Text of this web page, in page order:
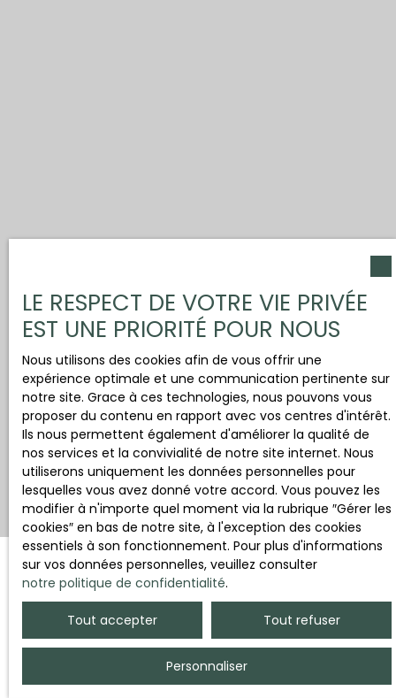
Pertinence
Trier par
LE RESPECT DE VOTRE VIE PRIVÉE
EST UNE PRIORITÉ POUR NOUS
Nous utilisons des cookies afin de vous offrir une
expérience optimale et une communication pertinente sur
notre site. Grace à ces technologies, nous pouvons vous
proposer du contenu en rapport avec vos centres d'intérêt.
Ils nous permettent également d'améliorer la qualité de
nos services et la convivialité de notre site internet. Nous
utiliserons uniquement les données personnelles pour
lesquelles vous avez donné votre accord. Vous pouvez les
modifier à n'importe quel moment via la rubrique ″Gérer les
cookies″ en bas de notre site, à l'exception des cookies
essentiels à son fonctionnement. Pour plus d'informations
sur vos données personnelles, veuillez consulter
notre politique de confidentialité.
Tout accepter Tout refuser
Personnaliser